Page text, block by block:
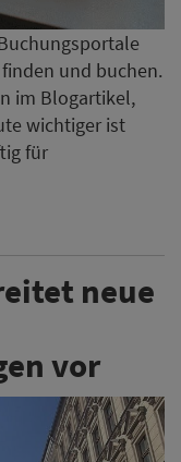
und buchen.
im Blogartikel,
wichtiger ist
für
neue
vor